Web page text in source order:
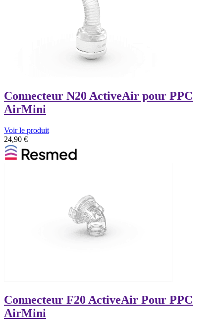
Connecteur N20 ActiveAir pour PPC
AirMini
Voir le produit
24,90 €
Connecteur F20 ActiveAir Pour PPC
AirMini